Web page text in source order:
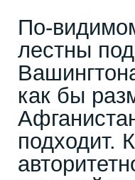
По-
лестны
как бы
подходит.